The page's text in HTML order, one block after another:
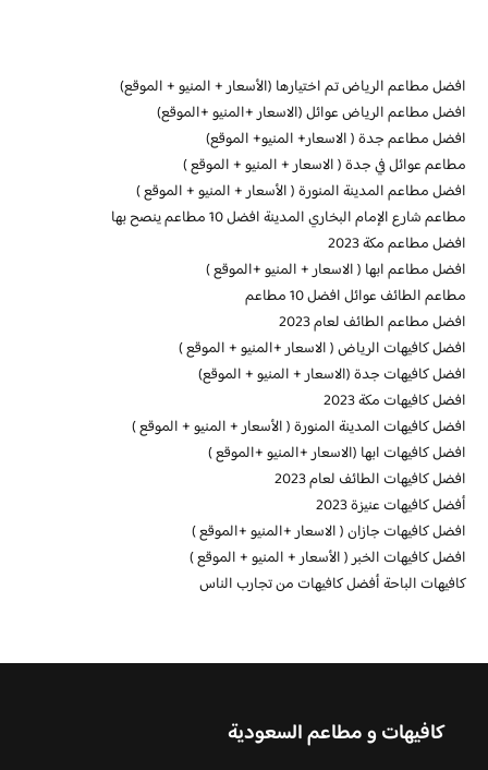
افضل مطاعم الرياض تم اختيارها (الأسعار + المنيو + الموقع)
افضل مطاعم الرياض عوائل (الاسعار +المنيو +الموقع)
افضل مطاعم جدة ( الاسعار+ المنيو+ الموقع)
مطاعم عوائل في جدة ( الاسعار + المنيو + الموقع )
افضل مطاعم المدينة المنورة ( الأسعار + المنيو + الموقع )
مطاعم شارع الإمام البخاري المدينة افضل 10 مطاعم ينصح بها
افضل مطاعم مكة 2023
افضل مطاعم ابها ( الاسعار + المنيو +الموقع )
مطاعم الطائف عوائل افضل 10 مطاعم
افضل مطاعم الطائف لعام 2023
افضل كافيهات الرياض ( الاسعار +المنيو + الموقع )
افضل كافيهات جدة (الاسعار + المنيو + الموقع)
افضل كافيهات مكة 2023
افضل كافيهات المدينة المنورة ( الأسعار + المنيو + الموقع )
افضل كافيهات ابها (الاسعار +المنيو +الموقع )
افضل كافيهات الطائف لعام 2023
أفضل كافيهات عنيزة 2023
افضل كافيهات جازان ( الاسعار +المنيو +الموقع )
افضل كافيهات الخبر ( الأسعار + المنيو + الموقع )
كافيهات الباحة أفضل كافيهات من تجارب الناس
كافيهات و مطاعم السعودية